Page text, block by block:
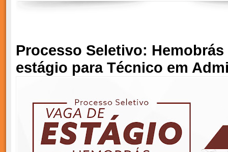
Processo Seletivo:
estágio para Técnico em